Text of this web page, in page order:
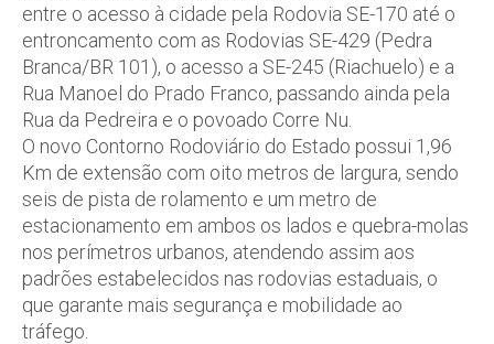
entre o acesso à cidade pela Rodovia SE-170 até o
entroncamento com as Rodovias SE-429 (Pedra
Branca/BR 101), o acesso a SE-245 (Riachuelo) e a
Rua Manoel do Prado Franco, passando ainda pela
Rua da Pedreira e o povoado Corre Nu.
O novo Contorno Rodoviário do Estado possui 1,96
Km de extensão com oito metros de largura, sendo
seis de pista de rolamento e um metro de
estacionamento em ambos os lados e quebra-molas
nos perímetros urbanos, atendendo assim aos
padrões estabelecidos nas rodovias estaduais, o
que garante mais segurança e mobilidade ao
tráfego.